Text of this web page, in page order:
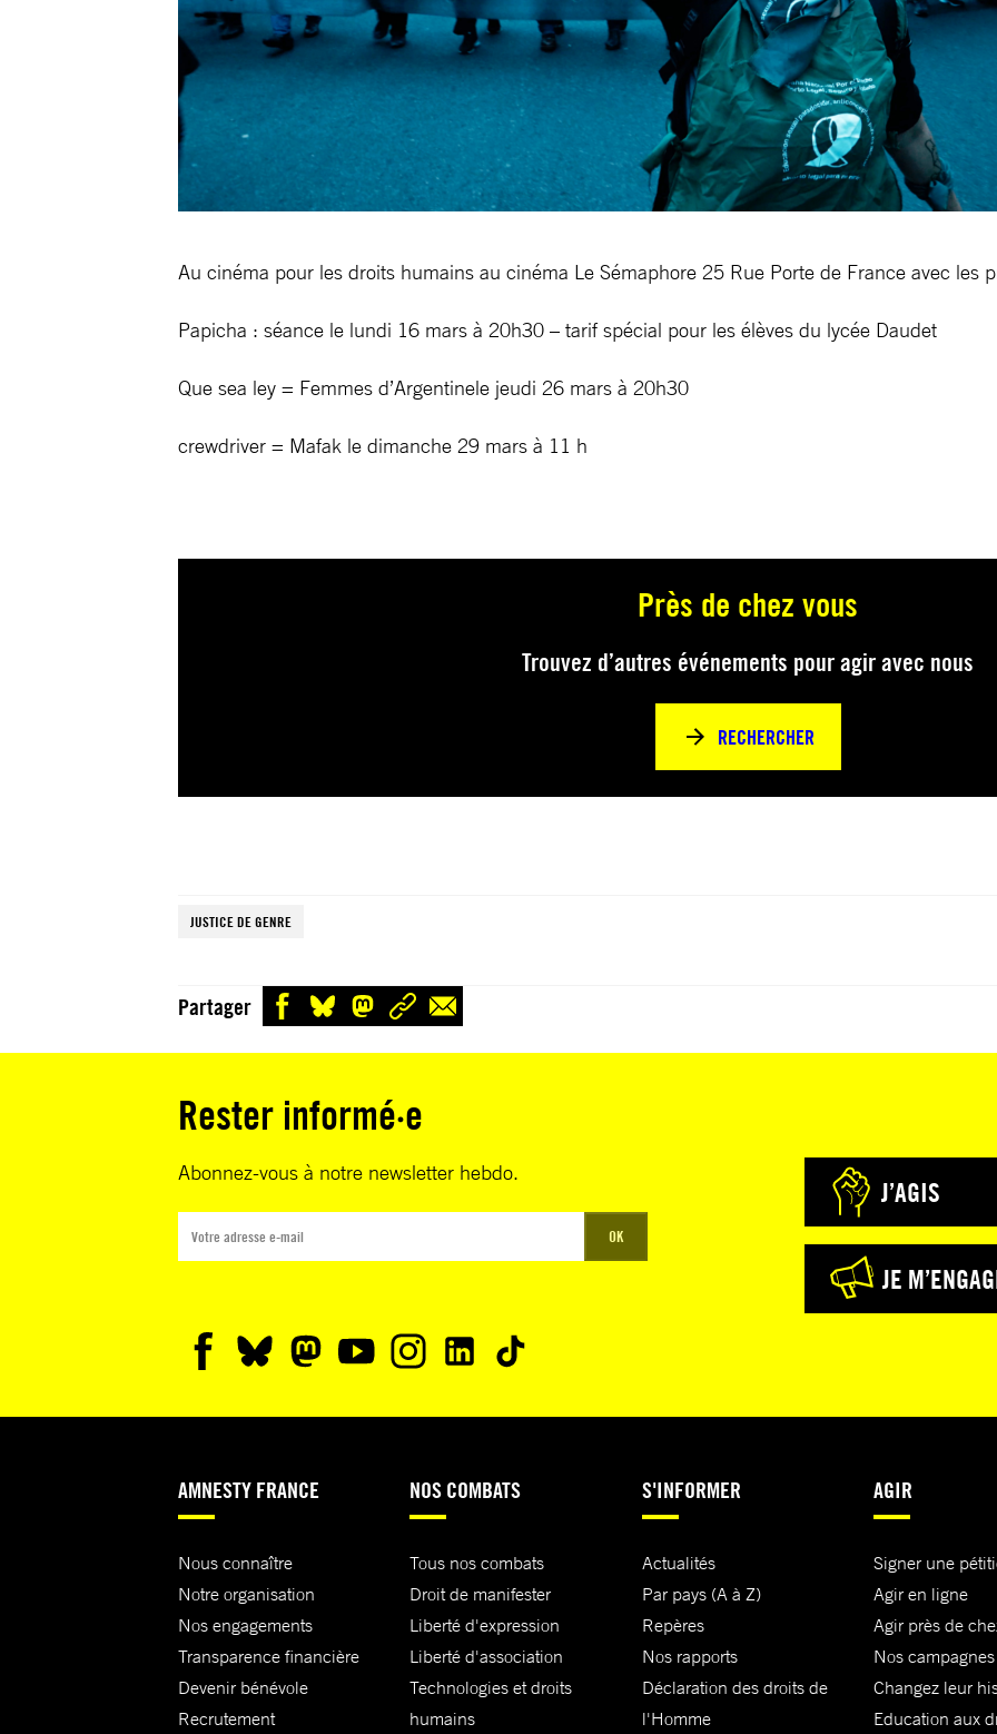
Au cinéma pour les droits humains au cinéma Le Sémaphore 25 Rue Porte de France avec les
Papicha : séance le lundi 16 mars à 20h30 – tarif spécial pour les élèves du lycée Daudet
Que sea ley = Femmes d’Argentinele jeudi 26 mars à 20h30
crewdriver = Mafak le dimanche 29 mars à 11 h
Près de chez vous
Trouvez d’autres événements pour agir avec nous
RECHERCHER
JUSTICE DE GENRE
Partager
Rester informé·e
Abonnez-vous à notre newsletter hebdo.
OK
J’AGIS
JE
AMNESTY FRANCE
Nous connaître
Notre organisation
Nos engagements
Transparence financière
Devenir bénévole
Recrutement
NOS COMBATS
Tous nos combats
Droit de manifester
Liberté d'expression
Liberté d'association
Technologies et droits
humains
S'INFORMER
Actualités
Par pays (A à Z)
Repères
Nos rapports
Déclaration des droits de
l'Homme
AGIR
Signer une
Agir en ligne
Agir près de
Nos campagnes
Changez leur
Education aux